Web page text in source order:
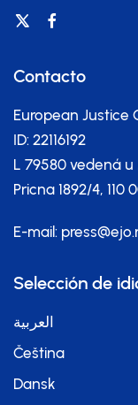
Contacto
European Justice
ID: 22116192
L 79580 vedená
Pricna 1892/4,
E-mail:
Selección de
العربية
Čeština
Dansk